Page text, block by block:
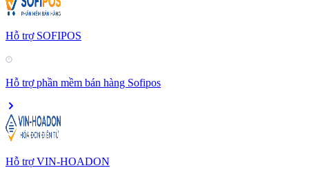
Hỗ trợ SOFIPOS
Hỗ trợ phần mềm bán hàng Sofipos
Hỗ trợ VIN-HOADON